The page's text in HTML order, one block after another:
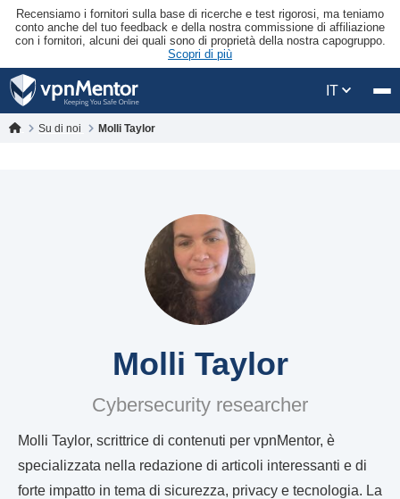
Recensiamo i fornitori sulla base di ricerche e test rigorosi, ma teniamo
conto anche del tuo feedback e della nostra commissione di affiliazione
con i fornitori, alcuni dei quali sono di proprietà della nostra capogruppo.
Scopri di più
IT
Su di noi Molli Taylor
Molli Taylor
Cybersecurity researcher
Molli Taylor, scrittrice di contenuti per vpnMentor, è
specializzata nella redazione di articoli interessanti e di
forte impatto in tema di sicurezza, privacy e tecnologia. La